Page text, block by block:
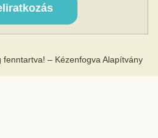
– Kézenfogva Alapítvány